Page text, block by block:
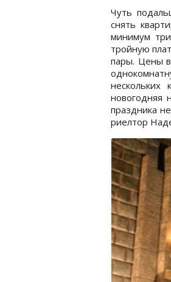
Чуть
снять
минимум
тройную
пары. Цены
новогодняя
праздника
риелтор